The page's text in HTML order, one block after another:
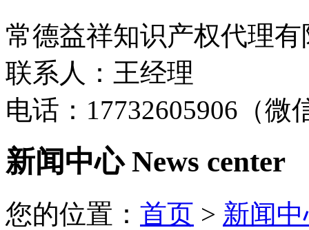
常德益祥知识产权代理有
联系人：王经理
电话：17732605906（微
新闻中心News center
您的位置： 首页 > 新闻